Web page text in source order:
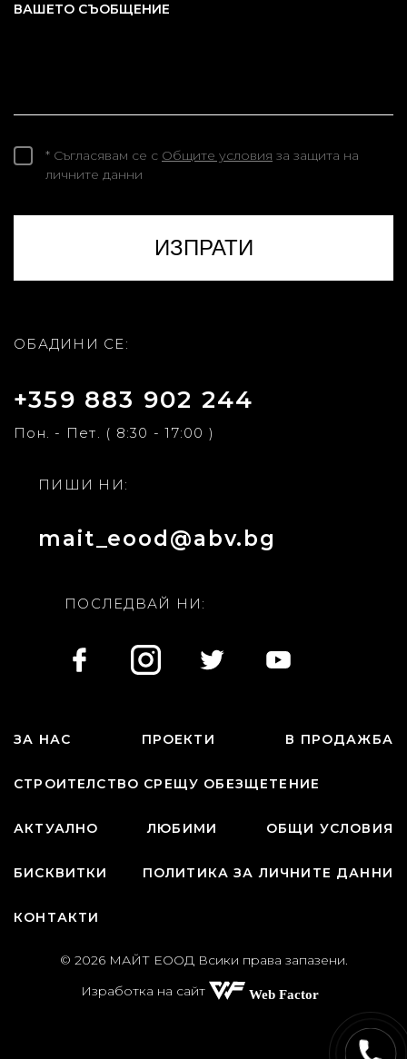
ВАШЕТО СЪОБЩЕНИЕ
* Съгласявам се с Общите условия за защита на
личните данни
ОБАДИНИ СЕ:
+359 883 902 244
Пон. - Пет. ( 8:30 - 17:00 )
ПИШИ НИ:
mait_eood@abv.bg
ПОСЛЕДВАЙ НИ:
ЗА НАС ПРОЕКТИ В ПРОДАЖБА
СТРОИТЕЛСТВО СРЕЩУ ОБЕЗЩЕТЕНИЕ
АКТУАЛНО ЛЮБИМИ ОБЩИ УСЛОВИЯ
БИСКВИТКИ ПОЛИТИКА ЗА ЛИЧНИТЕ ДАННИ
КОНТАКТИ
© 2026 МАЙТ ЕООД Всики права запазени.
Изработка на сайт